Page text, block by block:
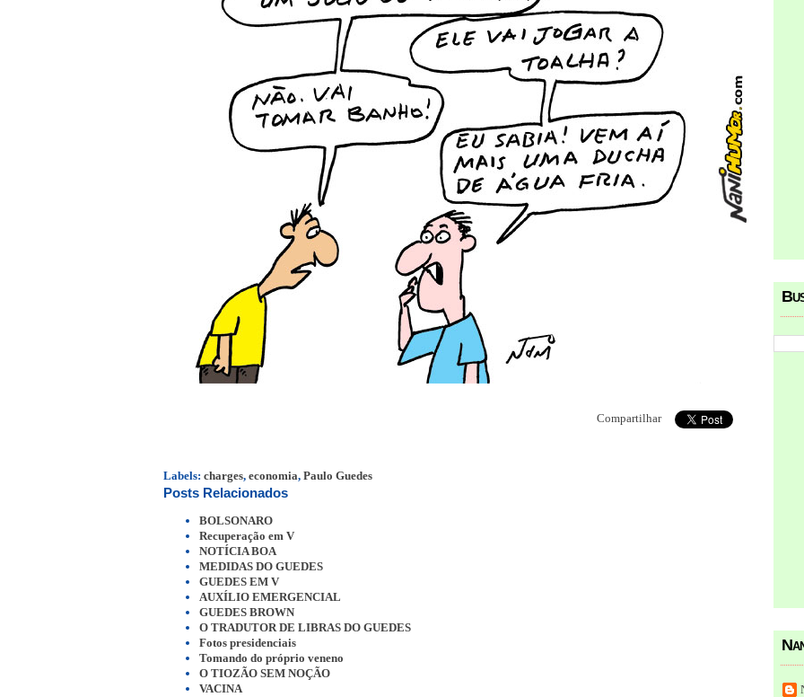
Compartilhar
Labels: charges, economia, Paulo Guedes
Posts Relacionados
BOLSONARO
Recuperação em V
NOTÍCIA BOA
MEDIDAS DO GUEDES
GUEDES EM V
AUXÍLIO EMERGENCIAL
GUEDES BROWN
O TRADUTOR DE LIBRAS DO GUEDES
Fotos presidenciais
Tomando do próprio veneno
O TIOZÃO SEM NOÇÃO
VACINA